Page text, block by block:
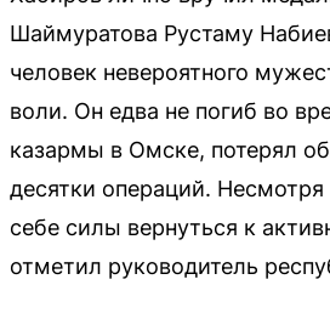
Шаймуратова Рустаму
человек невероятного
воли. Он едва не погиб во
казармы в Омске, потерял
десятки операций.
себе силы вернуться к
отметил руководитель